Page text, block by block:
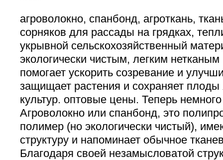
агроволокно, спанбонд, агроткань,
сорняков для рассады на грядках,
укрывной сельскохозяйственный
экологически чистым, легким
помогает ускорить созревание и
защищает растения и сохраняет
культур. оптовые цены. Теперь
Агроволокно или спанбонд, это
полимер (но экологически чистый),
структуру и напоминает обычное
Благодаря своей незамысловатой